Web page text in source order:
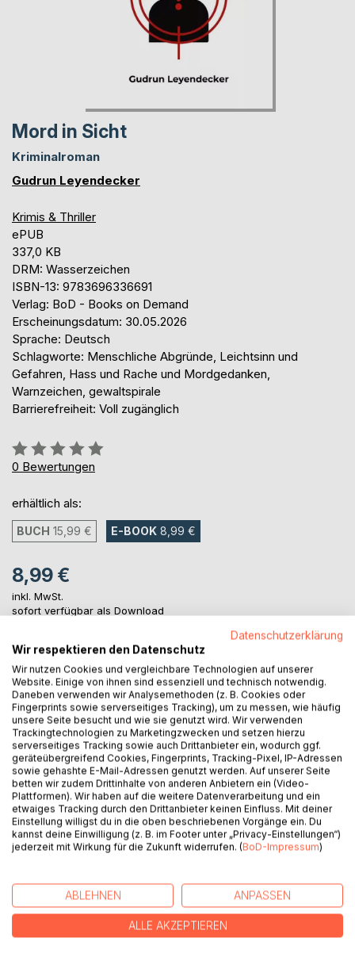
Mord in Sicht
Kriminalroman
Gudrun Leyendecker
Krimis & Thriller
ePUB
337,0 KB
DRM: Wasserzeichen
ISBN-13: 9783696336691
Verlag: BoD - Books on Demand
Erscheinungsdatum: 30.05.2026
Sprache: Deutsch
Schlagworte: Menschliche Abgründe, Leichtsinn und
Gefahren, Hass und Rache und Mordgedanken,
Warnzeichen, gewaltspirale
Barrierefreiheit: Voll zugänglich
Bewertung::
0%
0 Bewertungen
erhältlich als:
BUCH 15,99 € E-BOOK 8,99 €
8,99 €
inkl. MwSt.
sofort verfügbar als Download
IN DEN WARENKORB
Auf die Merkliste
Titel bewerten
BESCHREIBUNG
Der Psychotherapeut Heinrich Tümpelmann führt
offensichtlich ein Doppelleben. Stundenweise betreut er
Klienten, die sich wegen ihrer Probleme von ihm beraten
Datenschutzerklärung
Wir respektieren den Datenschutz
Wir nutzen Cookies und vergleichbare Technologien auf unserer
Website. Einige von ihnen sind essenziell und technisch notwendig.
Daneben verwenden wir Analysemethoden (z. B. Cookies oder
Fingerprints sowie serverseitiges Tracking), um zu messen, wie häufig
unsere Seite besucht und wie sie genutzt wird. Wir verwenden
Trackingtechnologien zu Marketingzwecken und setzen hierzu
serverseitiges Tracking sowie auch Drittanbieter ein, wodurch ggf.
geräteübergreifend Cookies, Fingerprints, Tracking-Pixel, IP-Adressen
sowie gehashte E-Mail-Adressen genutzt werden. Auf unserer Seite
betten wir zudem Drittinhalte von anderen Anbietern ein (Video-
Plattformen). Wir haben auf die weitere Datenverarbeitung und ein
etwaiges Tracking durch den Drittanbieter keinen Einfluss. Mit deiner
Einstellung willigst du in die oben beschriebenen Vorgänge ein. Du
kannst deine Einwilligung (z. B. im Footer unter „Privacy-Einstellungen“)
jederzeit mit Wirkung für die Zukunft widerrufen. (BoD-Impressum)
ABLEHNEN ANPASSEN
ALLE AKZEPTIEREN